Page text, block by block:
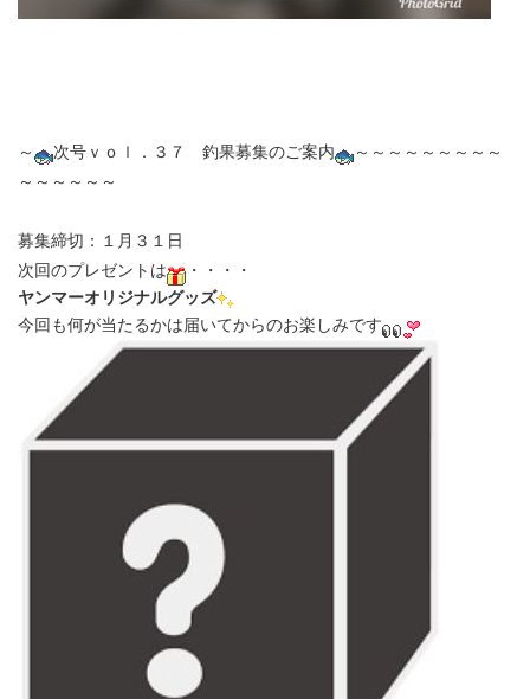
～ 次号ｖｏｌ．３７ 釣果募集のご案内
～～～～～～～～～
～～～～～～
募集締切：１月３１日
次回のプレゼントは
・・・・
ヤンマーオリジナルグッズ
今回も何が当たるかは届いてからのお楽しみです